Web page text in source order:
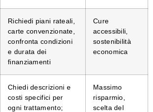
Richiedi piani rateali,
carte convenzionate,
confronta condizioni
e durata dei
finanziamenti
Cure
accessibili,
sostenibilità
economica
Chiedi descrizioni e
costi specifici per
ogni trattamento;
Massimo
risparmio,
scelta del